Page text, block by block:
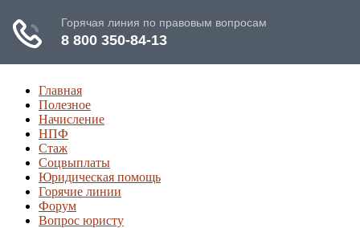
Главная
Полезное
Начисление
НПФ
Стаж
Соцвыплаты
Юридическая помощь
Горячие линии
Форум
Вопрос юристу